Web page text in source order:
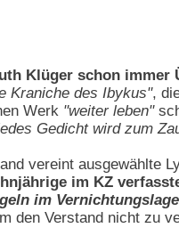
Klüger schon immer
Kraniche des Ibykus",
Werk "weiter leben"
Gedicht wird zum
vereint ausgewählte
im KZ
im
den Verstand nicht zu